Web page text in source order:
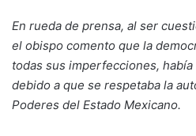
En rueda de prensa, al ser
el obispo comento que la
todas sus imperfecciones,
debido a que se respetaba la
Poderes del Estado Mexicano.